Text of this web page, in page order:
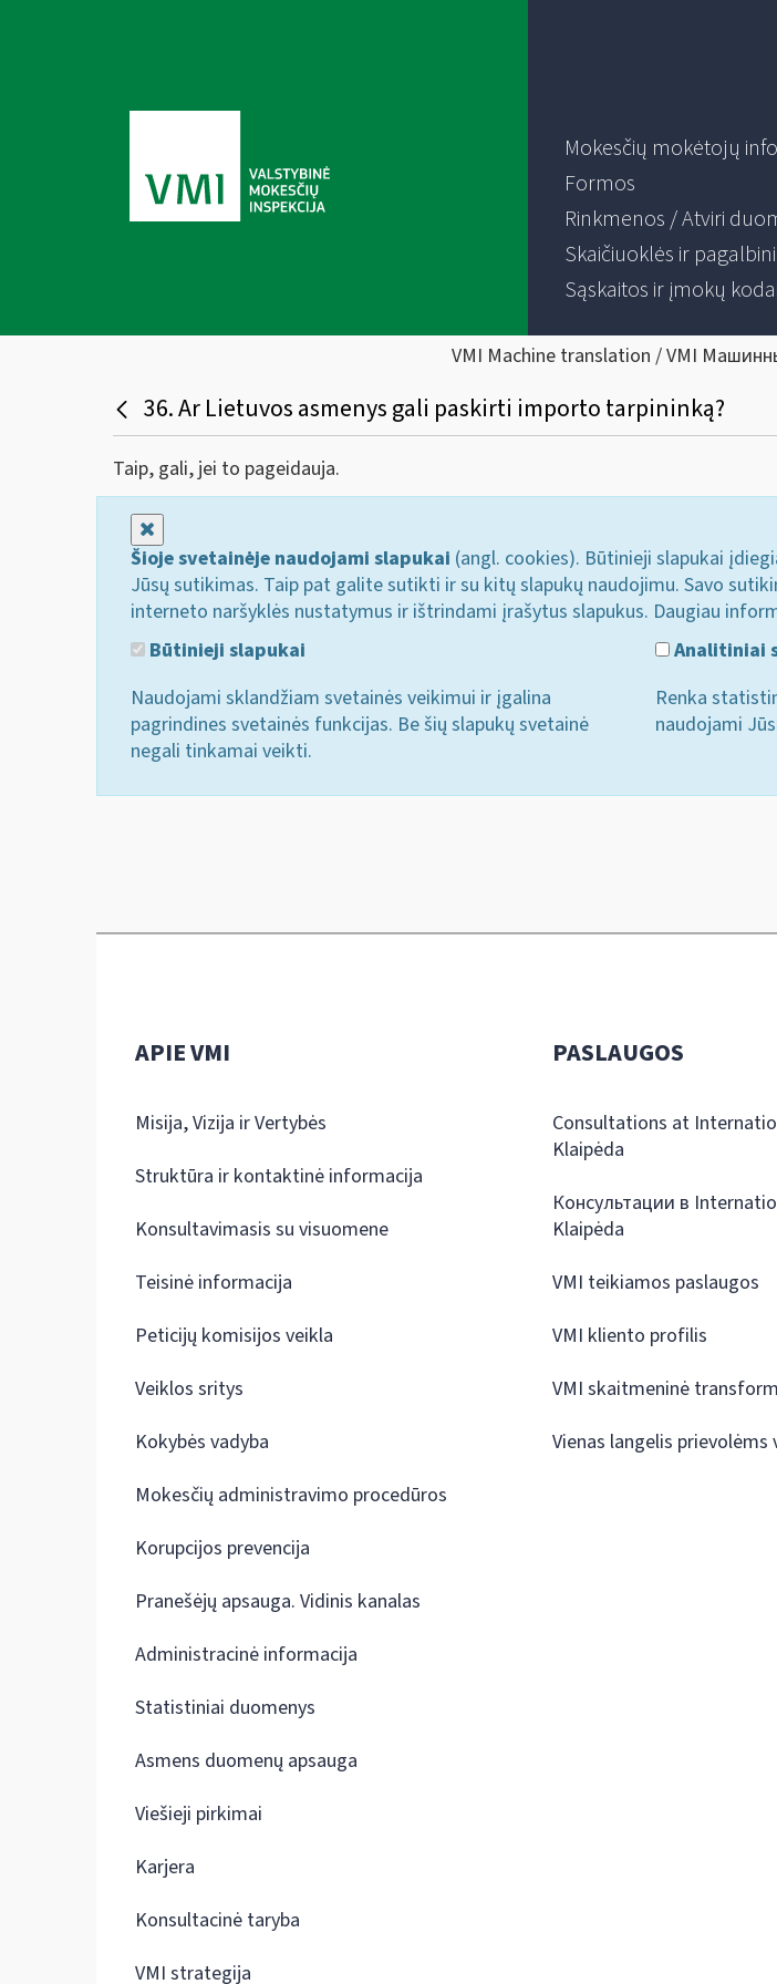
Mokesčių mokėtojų
Formos
Rinkmenos / Atviri
Skaičiuoklės ir
Sąskaitos ir įmokų kodai
VMI Machine translation / VMI
36. Ar Lietuvos asmenys gali paskirti importo tarpininką?
Taip, gali, jei to pageidauja.
Šioje svetainėje naudojami slapukai (angl. cookies). Būtinieji slapukai
Jūsų sutikimas. Taip pat galite sutikti ir su kitų slapukų naudojimu. Savo
interneto naršyklės nustatymus ir ištrindami įrašytus slapukus. Daugiau
Būtinieji slapukai
Naudojami sklandžiam svetainės veikimui ir įgalina
pagrindines svetainės funkcijas. Be šių slapukų svetainė
negali tinkamai veikti.
Analitiniai
Renka
naudojami
APIE VMI
Misija, Vizija ir Vertybės
Struktūra ir kontaktinė informacija
Konsultavimasis su visuomene
Teisinė informacija
Peticijų komisijos veikla
Veiklos sritys
Kokybės vadyba
Mokesčių administravimo procedūros
Korupcijos prevencija
Pranešėjų apsauga. Vidinis kanalas
Administracinė informacija
Statistiniai duomenys
Asmens duomenų apsauga
Viešieji pirkimai
Karjera
Konsultacinė taryba
VMI strategija
PASLAUGOS
Consultations at
Klaipėda
Консультации в
Klaipėda
VMI teikiamos paslaugos
VMI kliento profilis
VMI skaitmeninė
Vienas langelis